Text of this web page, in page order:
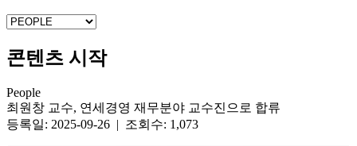
콘텐츠 시작
People
최원창 교수, 연세경영 재무분야 교수진으로 합류
등록일: 2025-09-26 | 조회수: 1,073